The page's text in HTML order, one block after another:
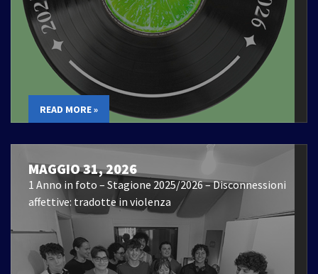
READ MORE »
MAGGIO 31, 2026
1 Anno in foto – Stagione 2025/2026 – Disconnessioni
affettive: tradotte in violenza